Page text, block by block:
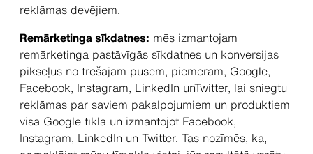
reklāmas devējiem.
Remārketinga sīkdatnes: mēs izmantojam
remārketinga pastāvīgās sīkdatnes un konversijas
pikseļus no trešajām pusēm, piemēram, Google,
Facebook, Instagram, LinkedIn unTwitter, lai sniegtu
reklāmas par saviem pakalpojumiem un produktiem
visā Google tīklā un izmantojot Facebook,
Instagram, LinkedIn un Twitter. Tas nozīmēs, ka,